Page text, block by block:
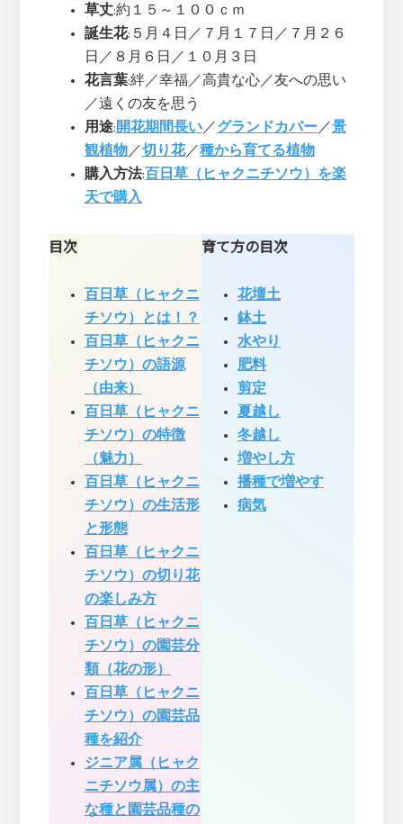
草丈:約１５～１００ｃｍ
誕生花:５月４日／７月１７日／７月２６
日／８月６日／１０月３日
花言葉:絆／幸福／高貴な心／友への思い
／遠くの友を思う
用途:開花期間長い／グランドカバー／景
観植物／切り花／種から育てる植物
購入方法:百日草（ヒャクニチソウ）を楽
天で購入
目次
百日草（ヒャクニ
チソウ）とは！？
百日草（ヒャクニ
チソウ）の語源
（由来）
百日草（ヒャクニ
チソウ）の特徴
（魅力）
百日草（ヒャクニ
チソウ）の生活形
と形態
百日草（ヒャクニ
チソウ）の切り花
の楽しみ方
百日草（ヒャクニ
チソウ）の園芸分
類（花の形）
百日草（ヒャクニ
チソウ）の園芸品
種を紹介
ジニア属（ヒャク
ニチソウ属）の主
な種と園芸品種の
育て方の目次
花壇土
鉢土
水やり
肥料
剪定
夏越し
冬越し
増やし方
播種で増やす
病気